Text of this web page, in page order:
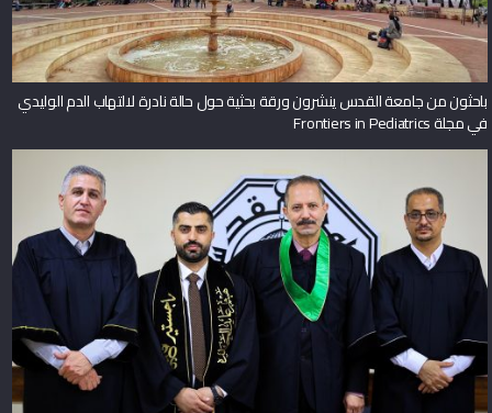
باحثون من جامعة القدس ينشرون ورقة بحثية حول حالة نادرة لالتهاب الدم الوليدي
في مجلة Frontiers in Pediatrics